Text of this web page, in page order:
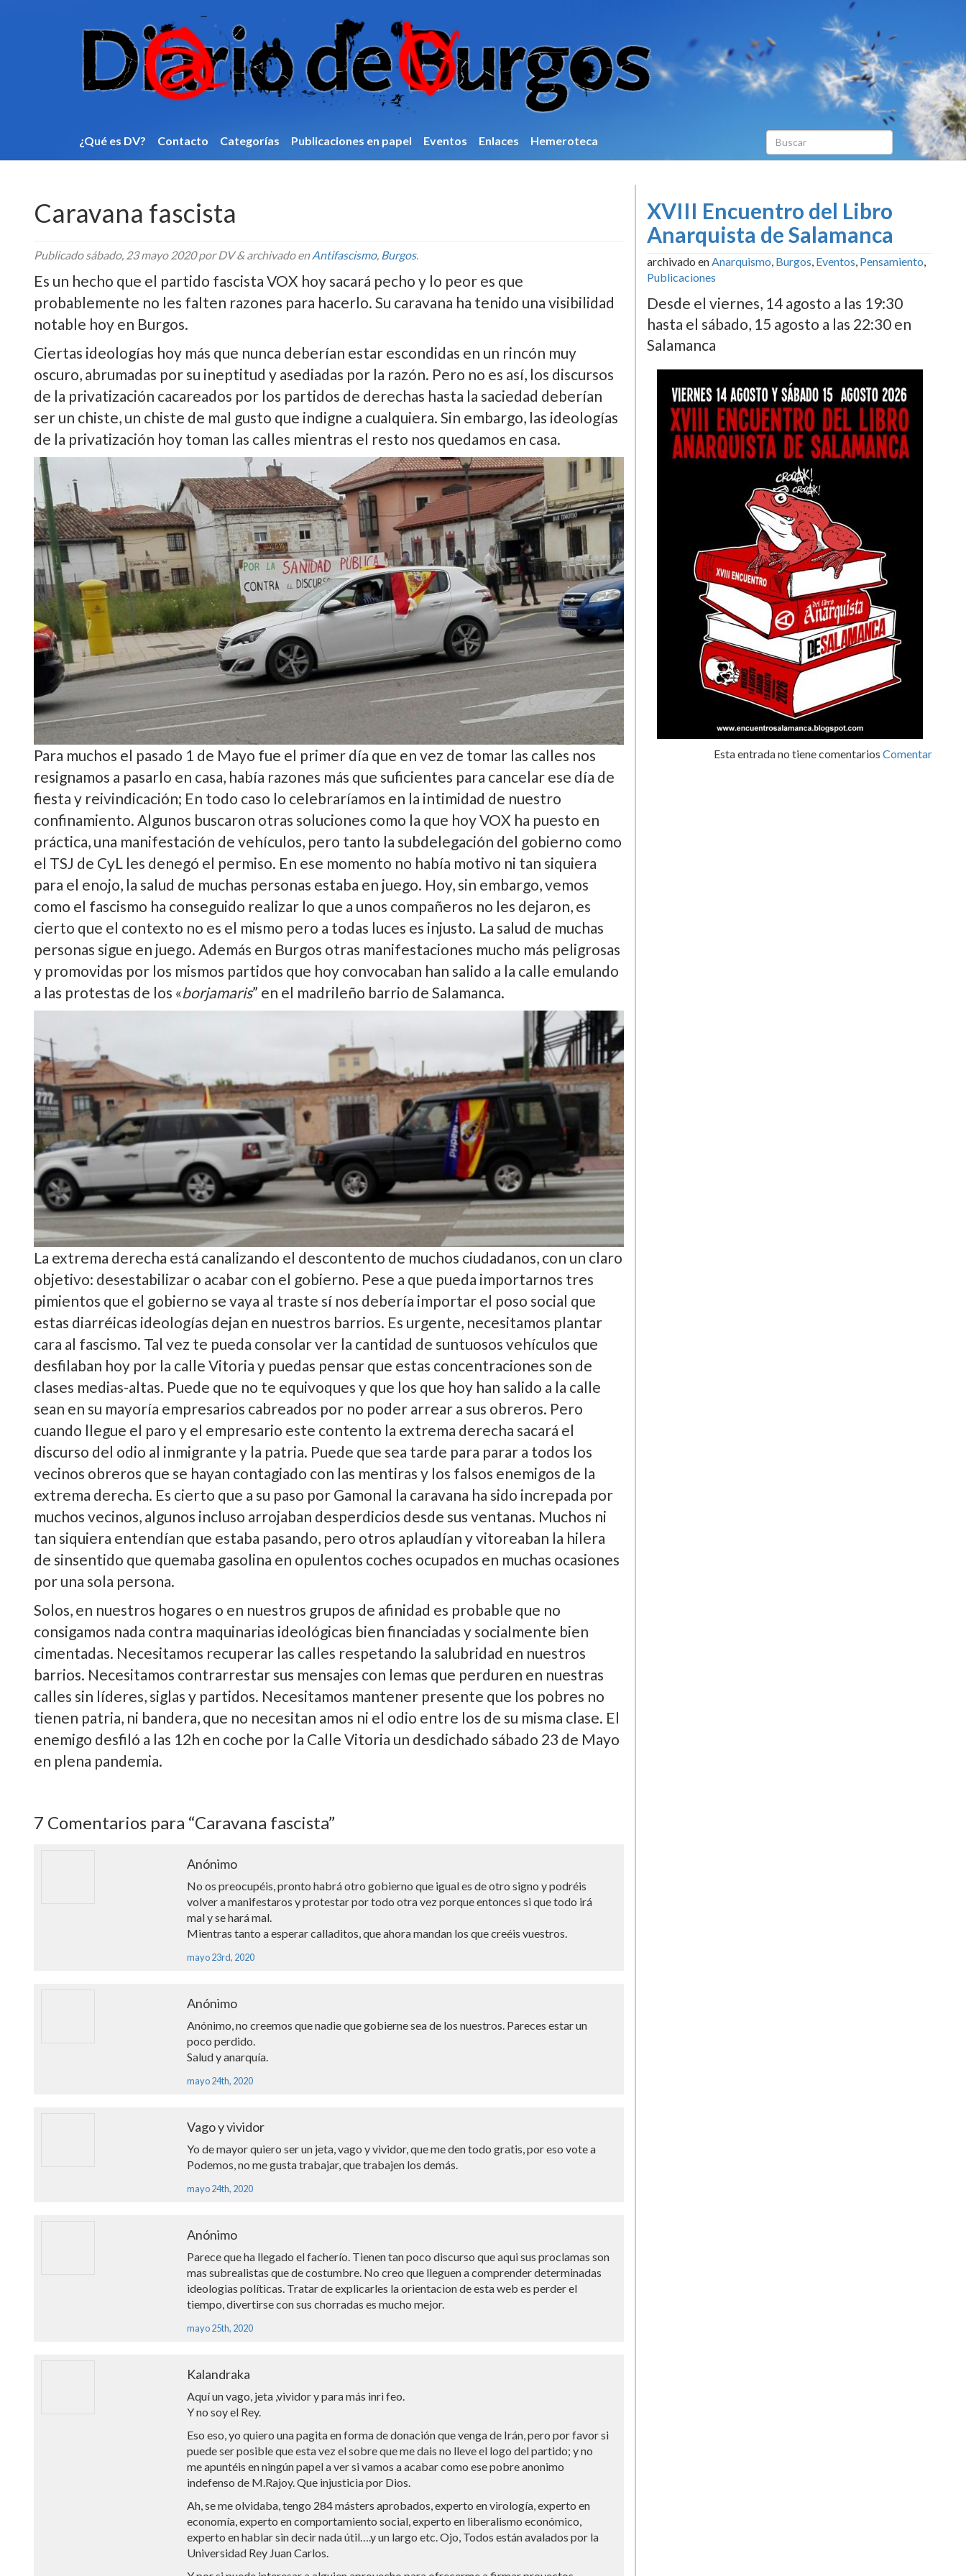
¿Qué es DV? Contacto Categorí­as Publicaciones en papel Eventos Enlaces Hemeroteca
Caravana fascista
Publicadosábado, 23 mayo 2020por DV&archivado enAntifascismo, Burgos.
Es un hecho que el partido fascista VOX hoy sacará pecho y lo peor es que
probablemente no les falten razones para hacerlo. Su caravana ha tenido una visibilidad
notable hoy en Burgos.
Ciertas ideologías hoy más que nunca deberían estar escondidas en un rincón muy
oscuro, abrumadas por su ineptitud y asediadas por la razón. Pero no es así, los discursos
de la privatización cacareados por los partidos de derechas hasta la saciedad deberían
ser un chiste, un chiste de mal gusto que indigne a cualquiera. Sin embargo, las ideologías
de la privatización hoy toman las calles mientras el resto nos quedamos en casa.
Para muchos el pasado 1 de Mayo fue el primer día que en vez de tomar las calles nos
resignamos a pasarlo en casa, había razones más que suficientes para cancelar ese día de
fiesta y reivindicación; En todo caso lo celebraríamos en la intimidad de nuestro
confinamiento. Algunos buscaron otras soluciones como la que hoy VOX ha puesto en
práctica, una manifestación de vehículos, pero tanto la subdelegación del gobierno como
el TSJ de CyL les denegó el permiso. En ese momento no había motivo ni tan siquiera
para el enojo, la salud de muchas personas estaba en juego. Hoy, sin embargo, vemos
como el fascismo ha conseguido realizar lo que a unos compañeros no les dejaron, es
cierto que el contexto no es el mismo pero a todas luces es injusto. La salud de muchas
personas sigue en juego. Además en Burgos otras manifestaciones mucho más peligrosas
y promovidas por los mismos partidos que hoy convocaban han salido a la calle emulando
a las protestas de los «borjamaris” en el madrileño barrio de Salamanca.
La extrema derecha está canalizando el descontento de muchos ciudadanos, con un claro
objetivo: desestabilizar o acabar con el gobierno. Pese a que pueda importarnos tres
pimientos que el gobierno se vaya al traste sí nos debería importar el poso social que
estas diarréicas ideologías dejan en nuestros barrios. Es urgente, necesitamos plantar
cara al fascismo. Tal vez te pueda consolar ver la cantidad de suntuosos vehículos que
desfilaban hoy por la calle Vitoria y puedas pensar que estas concentraciones son de
clases medias-altas. Puede que no te equivoques y que los que hoy han salido a la calle
sean en su mayoría empresarios cabreados por no poder arrear a sus obreros. Pero
cuando llegue el paro y el empresario este contento la extrema derecha sacará el
discurso del odio al inmigrante y la patria. Puede que sea tarde para parar a todos los
vecinos obreros que se hayan contagiado con las mentiras y los falsos enemigos de la
extrema derecha. Es cierto que a su paso por Gamonal la caravana ha sido increpada por
muchos vecinos, algunos incluso arrojaban desperdicios desde sus ventanas. Muchos ni
tan siquiera entendían que estaba pasando, pero otros aplaudían y vitoreaban la hilera
de sinsentido que quemaba gasolina en opulentos coches ocupados en muchas ocasiones
por una sola persona.
Solos, en nuestros hogares o en nuestros grupos de afinidad es probable que no
consigamos nada contra maquinarias ideológicas bien financiadas y socialmente bien
cimentadas. Necesitamos recuperar las calles respetando la salubridad en nuestros
barrios. Necesitamos contrarrestar sus mensajes con lemas que perduren en nuestras
calles sin líderes, siglas y partidos. Necesitamos mantener presente que los pobres no
tienen patria, ni bandera, que no necesitan amos ni el odio entre los de su misma clase. El
enemigo desfiló a las 12h en coche por la Calle Vitoria un desdichado sábado 23 de Mayo
en plena pandemia.
7 Comentarios para “Caravana fascista”
Anónimo
No os preocupéis, pronto habrá otro gobierno que igual es de otro signo y podréis
volver a manifestaros y protestar por todo otra vez porque entonces si que todo irá
mal y se hará mal.
Mientras tanto a esperar calladitos, que ahora mandan los que creéis vuestros.
mayo 23rd, 2020
Anónimo
Anónimo, no creemos que nadie que gobierne sea de los nuestros. Pareces estar un
poco perdido.
Salud y anarquía.
mayo 24th, 2020
Vago y vividor
Yo de mayor quiero ser un jeta, vago y vividor, que me den todo gratis, por eso vote a
Podemos, no me gusta trabajar, que trabajen los demás.
mayo 24th, 2020
Anónimo
Parece que ha llegado el facherío. Tienen tan poco discurso que aqui sus proclamas son
mas subrealistas que de costumbre. No creo que lleguen a comprender determinadas
ideologias políticas. Tratar de explicarles la orientacion de esta web es perder el
tiempo, divertirse con sus chorradas es mucho mejor.
mayo 25th, 2020
Kalandraka
Aquí un vago, jeta ,vividor y para más inri feo.
Y no soy el Rey.
Eso eso, yo quiero una pagita en forma de donación que venga de Irán, pero por favor si
puede ser posible que esta vez el sobre que me dais no lleve el logo del partido; y no
me apuntéis en ningún papel a ver si vamos a acabar como ese pobre anonimo
indefenso de M.Rajoy. Que injusticia por Dios.
Ah, se me olvidaba, tengo 284 másters aprobados, experto en virología, experto en
economía, experto en comportamiento social, experto en liberalismo económico,
experto en hablar sin decir nada útil….y un largo etc. Ojo, Todos están avalados por la
Universidad Rey Juan Carlos.
XVIII Encuentro del Libro
Anarquista de Salamanca
archivado enAnarquismo, Burgos, Eventos, Pensamiento,
Publicaciones
Desde el viernes, 14 agosto a las 19:30
hasta el sábado, 15 agosto a las 22:30 en
Salamanca
Esta entrada no tiene comentarios Comentar